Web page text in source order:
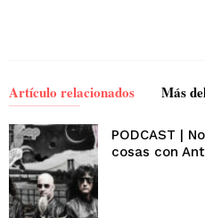
Artículo relacionados Más
PODCAST |
cosas con